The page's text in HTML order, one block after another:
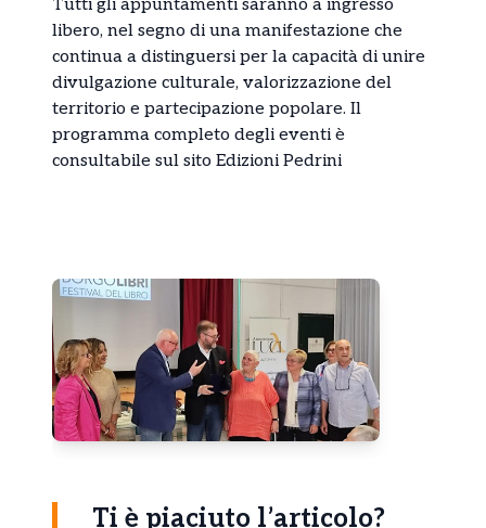
Tutti gli appuntamenti saranno a ingresso
libero, nel segno di una manifestazione che
continua a distinguersi per la capacità di unire
divulgazione culturale, valorizzazione del
territorio e partecipazione popolare. Il
programma completo degli eventi è
consultabile sul sito Edizioni Pedrini
Ti è piaciuto l’articolo?